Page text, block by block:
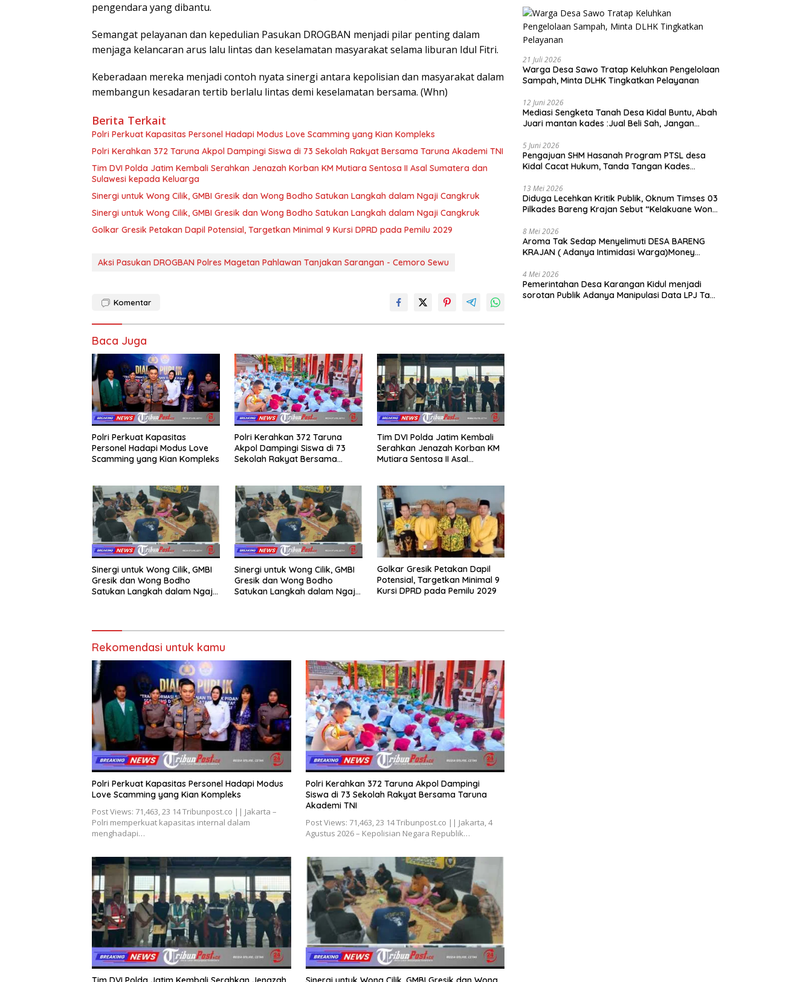
pengendara yang dibantu.
Semangat pelayanan dan kepedulian Pasukan DROGBAN menjadi pilar penting dalam
menjaga kelancaran arus lalu lintas dan keselamatan masyarakat selama liburan Idul Fitri.
Keberadaan mereka menjadi contoh nyata sinergi antara kepolisian dan masyarakat dalam
membangun kesadaran tertib berlalu lintas demi keselamatan bersama. (Whn)
Berita Terkait
Polri Perkuat Kapasitas Personel Hadapi Modus Love Scamming yang Kian Kompleks
Polri Kerahkan 372 Taruna Akpol Dampingi Siswa di 73 Sekolah Rakyat Bersama Taruna Akademi TNI
Tim DVI Polda Jatim Kembali Serahkan Jenazah Korban KM Mutiara Sentosa II Asal Sumatera dan
Sulawesi kepada Keluarga
Sinergi untuk Wong Cilik, GMBI Gresik dan Wong Bodho Satukan Langkah dalam Ngaji Cangkruk
Sinergi untuk Wong Cilik, GMBI Gresik dan Wong Bodho Satukan Langkah dalam Ngaji Cangkruk
Golkar Gresik Petakan Dapil Potensial, Targetkan Minimal 9 Kursi DPRD pada Pemilu 2029
Aksi Pasukan DROGBAN Polres Magetan Pahlawan Tanjakan Sarangan - Cemoro Sewu
Komentar
Baca Juga
Polri Perkuat Kapasitas
Personel Hadapi Modus Love
Scamming yang Kian Kompleks
Polri Kerahkan 372 Taruna
Akpol Dampingi Siswa di 73
Sekolah Rakyat Bersama
Tim DVI Polda Jatim Kembali
Serahkan Jenazah Korban KM
Mutiara Sentosa II Asal
Sinergi untuk Wong Cilik, GMBI
Gresik dan Wong Bodho
Satukan Langkah dalam Ngaji
Sinergi untuk Wong Cilik, GMBI
Gresik dan Wong Bodho
Satukan Langkah dalam Ngaji
Golkar Gresik Petakan Dapil
Potensial, Targetkan Minimal 9
Kursi DPRD pada Pemilu 2029
Rekomendasi untuk kamu
Polri Perkuat Kapasitas Personel Hadapi Modus
Love Scamming yang Kian Kompleks
Post Views: 71,463, 23 14 Tribunpost.co || Jakarta –
Polri memperkuat kapasitas internal dalam
menghadapi…
Polri Kerahkan 372 Taruna Akpol Dampingi
Siswa di 73 Sekolah Rakyat Bersama Taruna
Akademi TNI
Post Views: 71,463, 23 14 Tribunpost.co || Jakarta, 4
Agustus 2026 – Kepolisian Negara Republik…
21 Juli 2026
Warga Desa Sawo Tratap Keluhkan Pengelolaan
Sampah, Minta DLHK Tingkatkan Pelayanan
12 Juni 2026
Mediasi Sengketa Tanah Desa Kidal Buntu, Abah
Juari mantan kades :Jual Beli Sah, Jangan
Membatalkan Hak Warga.
5 Juni 2026
Pengajuan SHM Hasanah Program PTSL desa
Kidal Cacat Hukum, Tanda Tangan Kades
13 Mei 2026
Diduga Lecehkan Kritik Publik, Oknum Timses 03
Pilkades Bareng Krajan Sebut “Kelakuane Wong
8 Mei 2026
Aroma Tak Sedap Menyelimuti DESA BARENG
KRAJAN ( Adanya Intimidasi Warga)Money
4 Mei 2026
Pemerintahan Desa Karangan Kidul menjadi
sorotan Publik Adanya Manipulasi Data LPJ Ta